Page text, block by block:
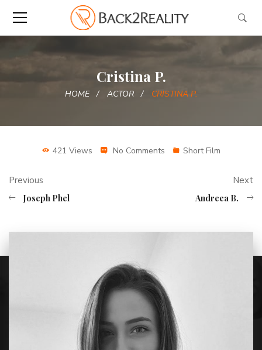
Cristina P.
HOME ACTOR CRISTINA P.
421 Views No Comments Short Film
Previous
Joseph Phel
Next
Andreea B.